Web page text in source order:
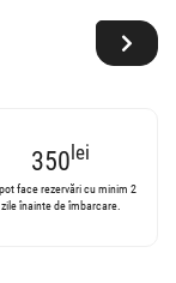
350 lei
face rezervări cu minim 2
zile înainte de îmbarcare.